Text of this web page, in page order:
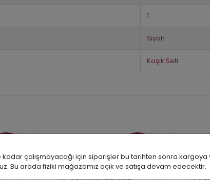
1
Siyah
Kaşık Seti
%18
%27
çalışmayacağı için siparişler bu tarihten sonra
Bu arada fiziki mağazamız açık ve satışa devam edecektir.